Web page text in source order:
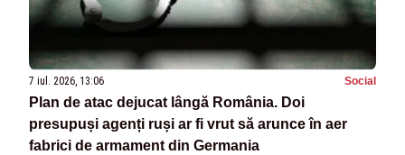
7 iul. 2026, 13:06 Social
Plan de atac dejucat lângă România. Doi
presupuși agenți ruși ar fi vrut să arunce în aer
fabrici de armament din Germania